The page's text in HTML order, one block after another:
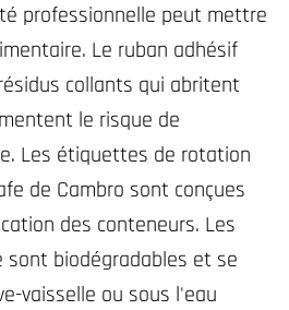
professionnelle peut mettre
Le ruban adhésif
collants qui abritent
le risque de
Les étiquettes de rotation
de Cambro sont conçues
des conteneurs. Les
biodégradables et se
vaisselle ou sous l'eau